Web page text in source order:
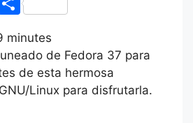
k
e
dI
n
er
e
st
gr
a
m
m
p
ar
minutes
de Fedora 37 para
de esta hermosa
Linux para disfrutarla.